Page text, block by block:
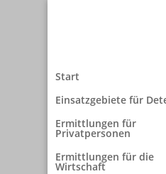
Start
Einsatzgebiete für
Ermittlungen für
Privatpersonen
Ermittlungen für die
Wirtschaft